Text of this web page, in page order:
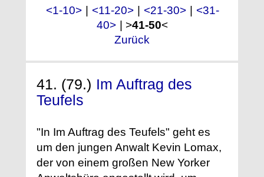
<1-10> <11-20> <21-30>
<31-
40> | >41-50<
Zurück
41. (79.) Im Auftrag des
Teufels
"In Im Auftrag des Teufels" geht es
um den jungen Anwalt Kevin Lomax,
der von einem großen New Yorker